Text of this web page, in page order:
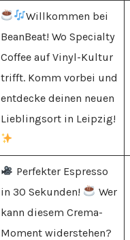
Willkommen bei
BeanBeat! Wo Specialty
Coffee auf Vinyl-Kultur
trifft. Komm vorbei und
entdecke deinen neuen
Lieblingsort in Leipzig!
Perfekter Espresso
in 30 Sekunden!
Wer
kann diesem Crema-
Moment widerstehen?